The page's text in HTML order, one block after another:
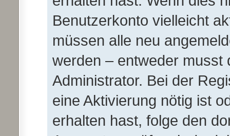
Benutzerkonto vielleicht
müssen alle neu
werden – entweder musst
Administrator. Bei der
eine Aktivierung nötig ist
erhalten hast, folge den